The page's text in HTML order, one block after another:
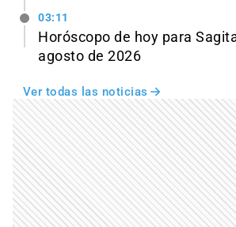
03:11
Horóscopo de hoy para
agosto de 2026
Ver todas las noticias